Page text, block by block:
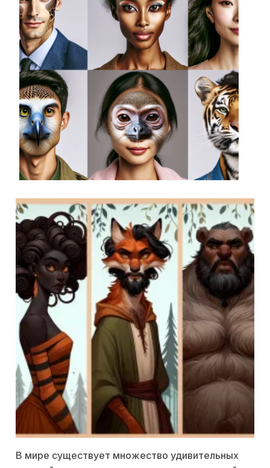
В мире существует множество удивительных